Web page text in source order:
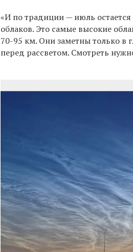
«И по традиции — июль
облаков. Это самые высокие
70-95 км. Они заметны только в
перед рассветом. Смотреть